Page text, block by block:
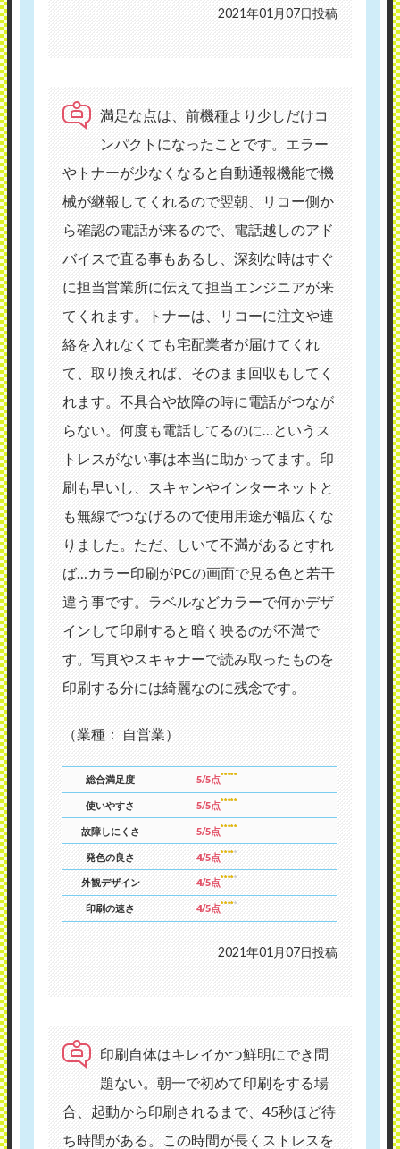
2021年01月07日投稿
満足な点は、前機種より少しだけコ
ンパクトになったことです。エラー
やトナーが少なくなると自動通報機能で機
械が継報してくれるので翌朝、リコー側か
ら確認の電話が来るので、電話越しのアド
バイスで直る事もあるし、深刻な時はすぐ
に担当営業所に伝えて担当エンジニアが来
てくれます。トナーは、リコーに注文や連
絡を入れなくても宅配業者が届けてくれ
て、取り換えれば、そのまま回収もしてく
れます。不具合や故障の時に電話がつなが
らない。何度も電話してるのに…というス
トレスがない事は本当に助かってます。印
刷も早いし、スキャンやインターネットと
も無線でつなげるので使用用途が幅広くな
りました。ただ、しいて不満があるとすれ
ば…カラー印刷がPCの画面で見る色と若干
違う事です。ラベルなどカラーで何かデザ
インして印刷すると暗く映るのが不満で
す。写真やスキャナーで読み取ったものを
印刷する分には綺麗なのに残念です。
（業種： 自営業）
総合満足度 5/5点
使いやすさ 5/5点
故障しにくさ 5/5点
発色の良さ 4/5点
外観デザイン 4/5点
印刷の速さ 4/5点
2021年01月07日投稿
印刷自体はキレイかつ鮮明にでき問
題ない。朝一で初めて印刷をする場
合、起動から印刷されるまで、45秒ほど待
ち時間がある。この時間が長くストレスを